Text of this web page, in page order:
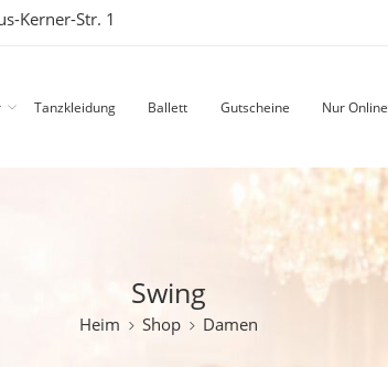
Kerner-Str. 1
Tanzkleidung Ballett Gutscheine Nur Online
Swing
Heim Shop Damen